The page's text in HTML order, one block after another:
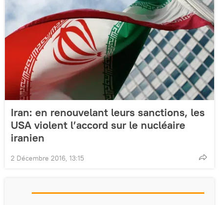
Iran: en renouvelant leurs sanctions, les
USA violent l’accord sur le nucléaire
iranien
2 Décembre 2016, 13:15